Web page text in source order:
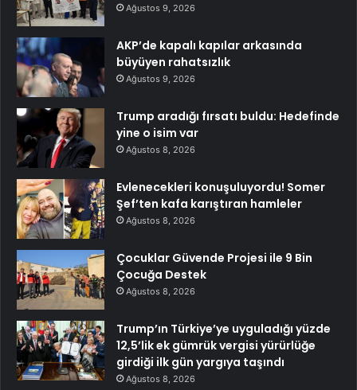
Ağustos 9, 2026
AKP’de kapalı kapılar arkasında
büyüyen rahatsızlık
Ağustos 9, 2026
Trump aradığı fırsatı buldu: Hedefinde
yine o isim var
Ağustos 8, 2026
Evlenecekleri konuşuluyordu! Somer
Şef’ten kafa karıştıran hamleler
Ağustos 8, 2026
Çocuklar Güvende Projesi ile 9 Bin
Çocuğa Destek
Ağustos 8, 2026
Trump’ın Türkiye’ye uyguladığı yüzde
12,5’lik ek gümrük vergisi yürürlüğe
girdiği ilk gün yargıya taşındı
Ağustos 8, 2026